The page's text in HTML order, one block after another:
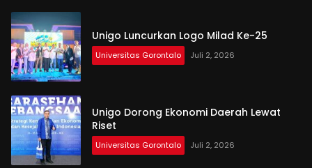
Unigo Luncurkan Logo Milad Ke-25
Universitas Gorontalo Juli 2, 2026
Unigo Dorong Ekonomi Daerah Lewat
Riset
Universitas Gorontalo Juli 2, 2026